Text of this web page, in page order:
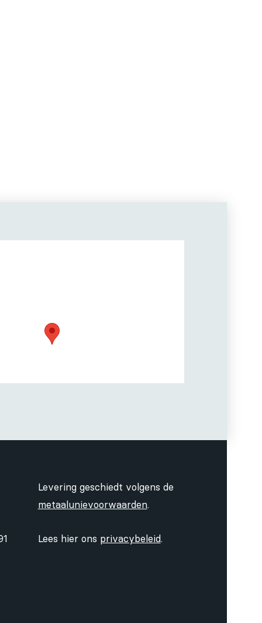
Levering geschiedt volgens de
metaalunievoorwaarden.
Lees hier ons privacybeleid.